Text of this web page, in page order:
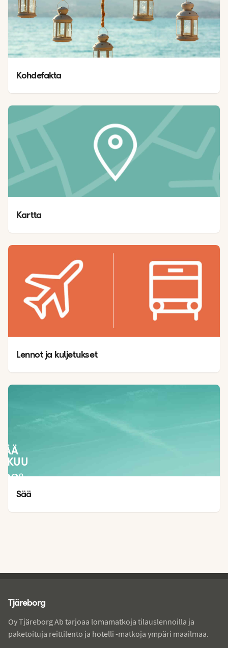
Kohdefakta
Lennot ja kuljetukset
28°
27°
Sää
Tjäreborg
Oy Tjäreborg Ab tarjoaa lomamatkoja tilauslennoilla ja
paketoituja reittilento ja hotelli -matkoja ympäri maailmaa.